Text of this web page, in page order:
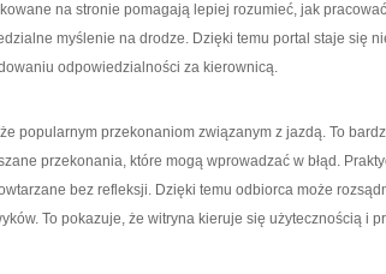
na stronie pomagają lepiej rozumieć, jak
myślenie na drodze. Dzięki temu portal staje się
odpowiedzialności za kierownicą.
popularnym przekonaniom związanym z jazdą. To
przekonania, które mogą wprowadzać w błąd.
bez refleksji. Dzięki temu odbiorca może
To pokazuje, że witryna kieruje się użytecznością i